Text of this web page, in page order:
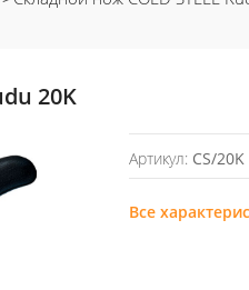
20K
Артикул: CS/20K
Все